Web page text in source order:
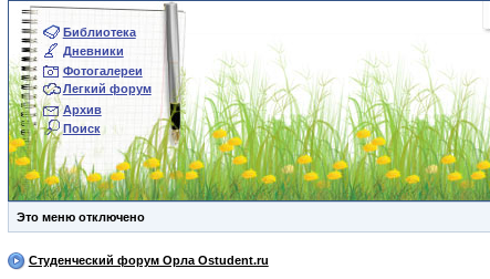
Библиотека
Дневники
Фотогалереи
Легкий форум
Архив
Поиск
Это меню отключено
Студенческий форум Орла Ostudent.ru